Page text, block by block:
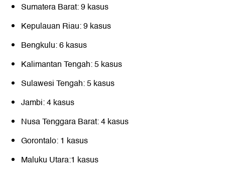
Sumatera Barat: 9 kasus
Kepulauan Riau: 9 kasus
Bengkulu: 6 kasus
Kalimantan Tengah: 5 kasus
Sulawesi Tengah: 5 kasus
Jambi: 4 kasus
Nusa Tenggara Barat: 4 kasus
Gorontalo: 1 kasus
Maluku Utara:1 kasus